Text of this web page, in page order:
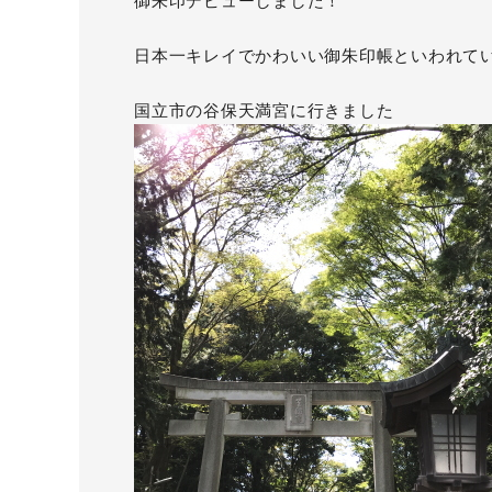
日本一キレイでかわいい御朱印帳といわれて
国立市の谷保天満宮に行きました